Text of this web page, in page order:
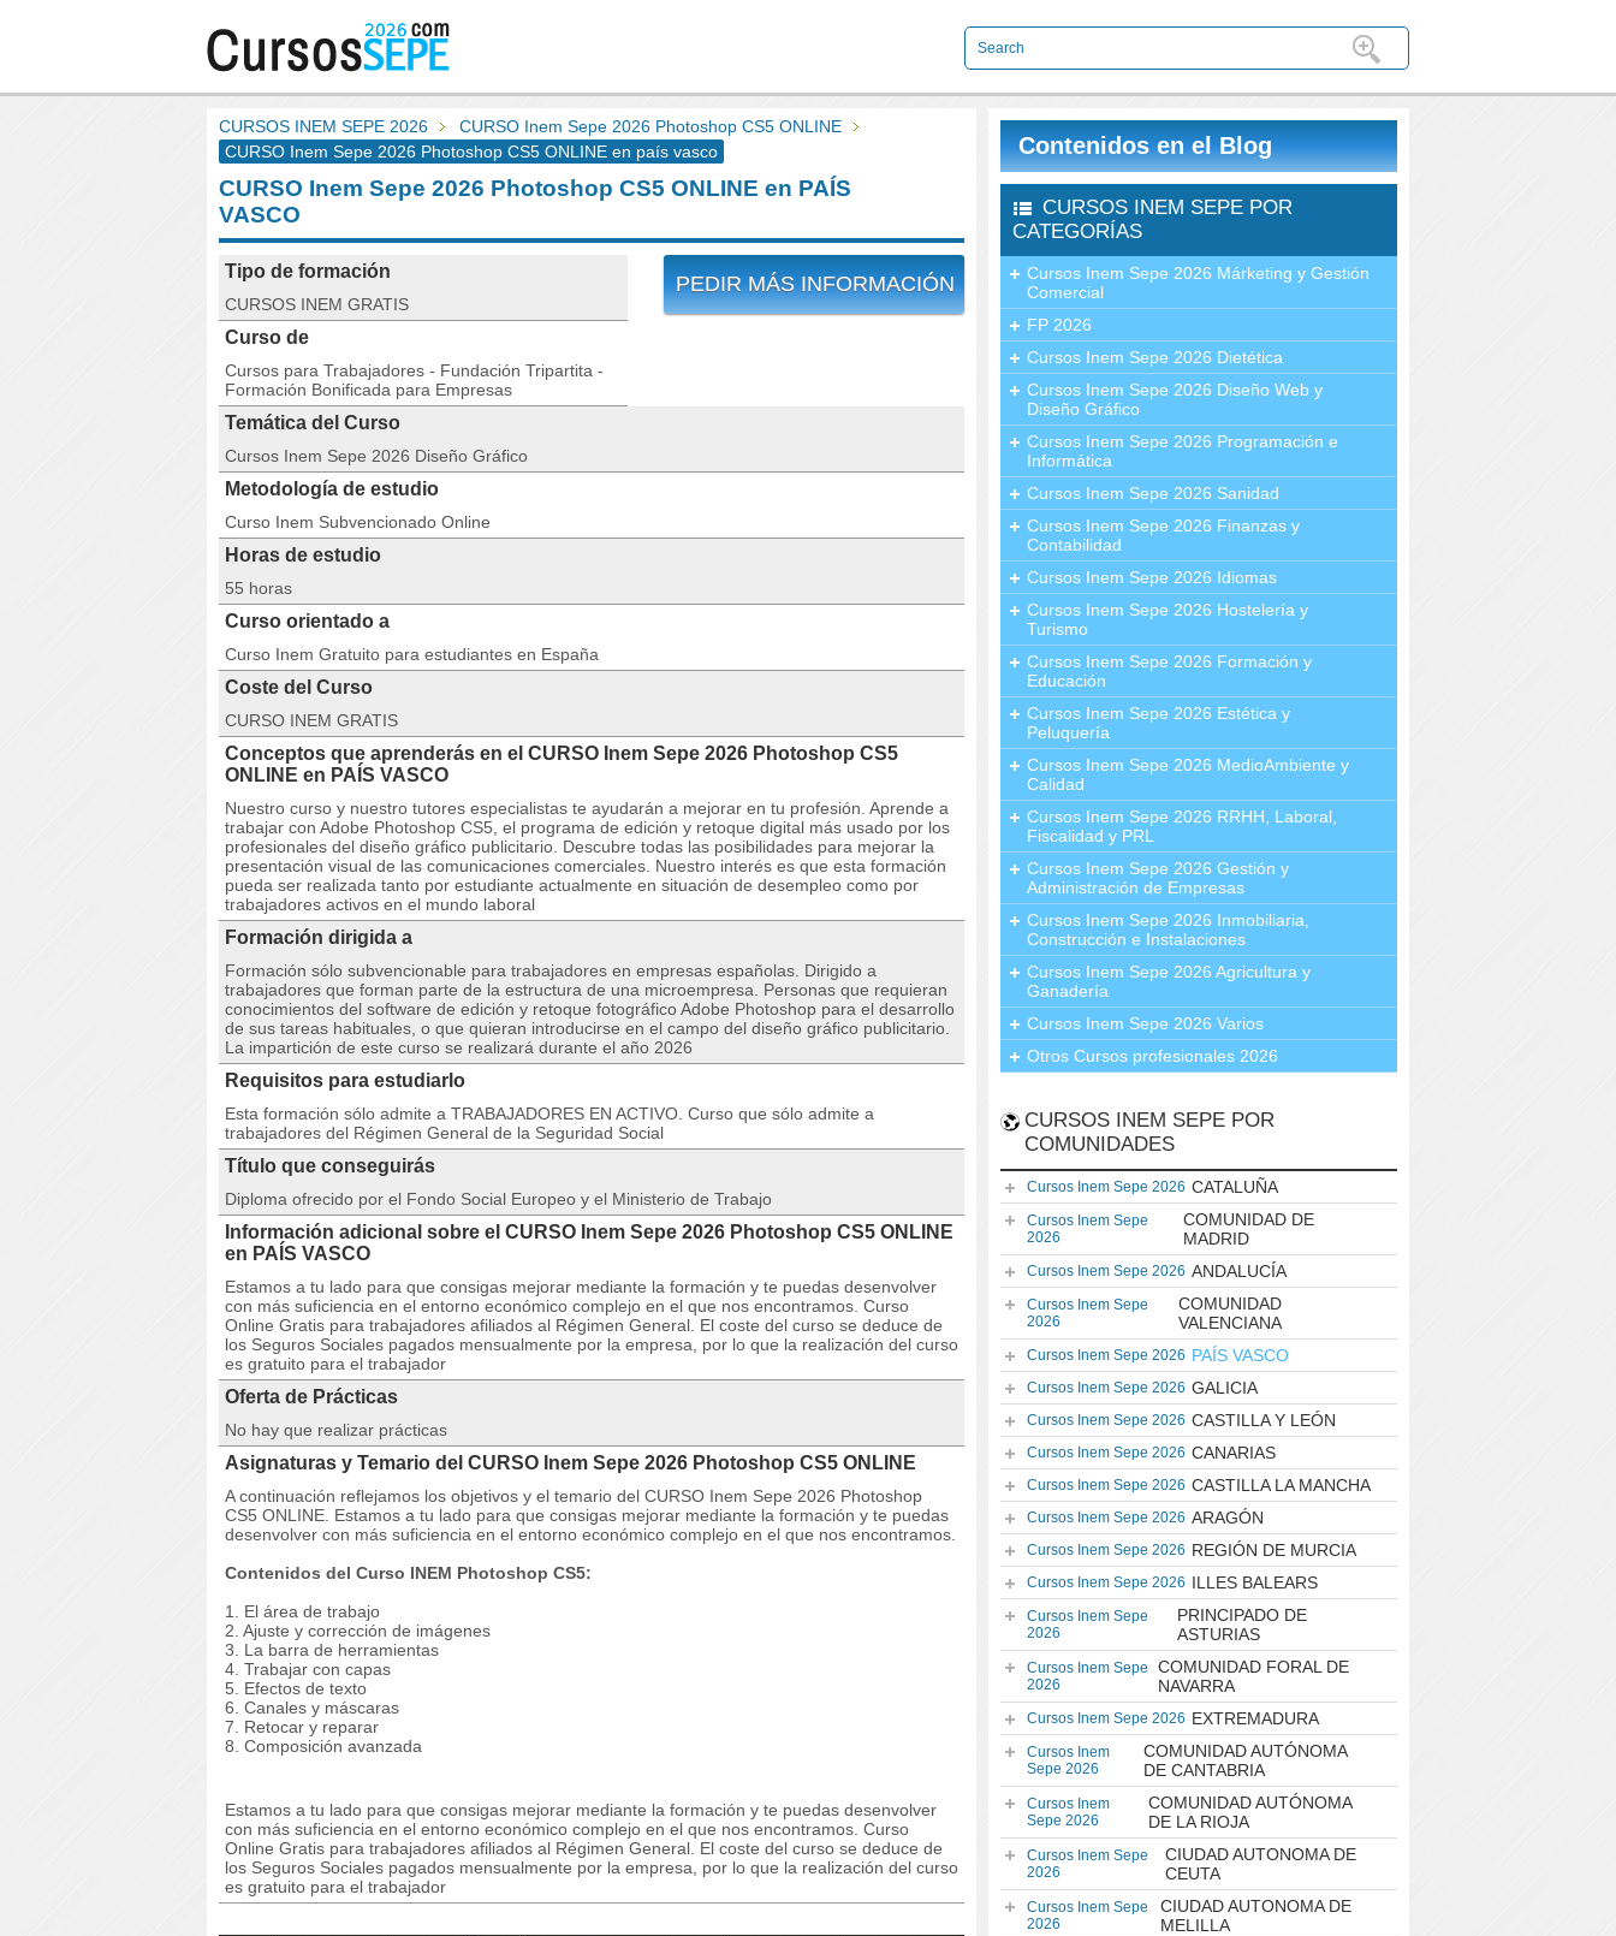
CURSOS INEM SEPE 2026
CURSO Inem Sepe 2026 Photoshop CS5 ONLINE
CURSO Inem Sepe 2026 Photoshop CS5 ONLINE en país vasco
CURSO Inem Sepe 2026 Photoshop CS5 ONLINE en PAÍS
VASCO
PEDIR MÁS INFORMACIÓN
Tipo de formación
CURSOS INEM GRATIS
Curso de
Cursos para Trabajadores - Fundación Tripartita -
Formación Bonificada para Empresas
Temática del Curso
Cursos Inem Sepe 2026 Diseño Gráfico
Metodología de estudio
Curso Inem Subvencionado Online
Horas de estudio
55 horas
Curso orientado a
Curso Inem Gratuito para estudiantes en España
Coste del Curso
CURSO INEM GRATIS
Conceptos que aprenderás en el CURSO Inem Sepe 2026 Photoshop CS5
ONLINE en PAÍS VASCO
Nuestro curso y nuestro tutores especialistas te ayudarán a mejorar en tu profesión. Aprende a
trabajar con Adobe Photoshop CS5, el programa de edición y retoque digital más usado por los
profesionales del diseño gráfico publicitario. Descubre todas las posibilidades para mejorar la
presentación visual de las comunicaciones comerciales. Nuestro interés es que esta formación
pueda ser realizada tanto por estudiante actualmente en situación de desempleo como por
trabajadores activos en el mundo laboral
Formación dirigida a
Formación sólo subvencionable para trabajadores en empresas españolas. Dirigido a
trabajadores que forman parte de la estructura de una microempresa. Personas que requieran
conocimientos del software de edición y retoque fotográfico Adobe Photoshop para el desarrollo
de sus tareas habituales, o que quieran introducirse en el campo del diseño gráfico publicitario.
La impartición de este curso se realizará durante el año 2026
Requisitos para estudiarlo
Esta formación sólo admite a TRABAJADORES EN ACTIVO. Curso que sólo admite a
trabajadores del Régimen General de la Seguridad Social
Título que conseguirás
Diploma ofrecido por el Fondo Social Europeo y el Ministerio de Trabajo
Información adicional sobre el CURSO Inem Sepe 2026 Photoshop CS5 ONLINE
en PAÍS VASCO
Estamos a tu lado para que consigas mejorar mediante la formación y te puedas desenvolver
con más suficiencia en el entorno económico complejo en el que nos encontramos. Curso
Online Gratis para trabajadores afiliados al Régimen General. El coste del curso se deduce de
los Seguros Sociales pagados mensualmente por la empresa, por lo que la realización del curso
es gratuito para el trabajador
Oferta de Prácticas
No hay que realizar prácticas
Asignaturas y Temario del CURSO Inem Sepe 2026 Photoshop CS5 ONLINE
A continuación reflejamos los objetivos y el temario del CURSO Inem Sepe 2026 Photoshop
CS5 ONLINE. Estamos a tu lado para que consigas mejorar mediante la formación y te puedas
desenvolver con más suficiencia en el entorno económico complejo en el que nos encontramos.
Contenidos del Curso INEM Photoshop CS5:
1. El área de trabajo
2. Ajuste y corrección de imágenes
3. La barra de herramientas
4. Trabajar con capas
5. Efectos de texto
6. Canales y máscaras
7. Retocar y reparar
8. Composición avanzada
Estamos a tu lado para que consigas mejorar mediante la formación y te puedas desenvolver
con más suficiencia en el entorno económico complejo en el que nos encontramos. Curso
Online Gratis para trabajadores afiliados al Régimen General. El coste del curso se deduce de
los Seguros Sociales pagados mensualmente por la empresa, por lo que la realización del curso
es gratuito para el trabajador
Contenidos en el Blog
CURSOS INEM SEPE POR
CATEGORÍAS
Cursos Inem Sepe 2026 Márketing y Gestión
Comercial
FP 2026
Cursos Inem Sepe 2026 Dietética
Cursos Inem Sepe 2026 Diseño Web y
Diseño Gráfico
Cursos Inem Sepe 2026 Programación e
Informática
Cursos Inem Sepe 2026 Sanidad
Cursos Inem Sepe 2026 Finanzas y
Contabilidad
Cursos Inem Sepe 2026 Idiomas
Cursos Inem Sepe 2026 Hostelería y
Turismo
Cursos Inem Sepe 2026 Formación y
Educación
Cursos Inem Sepe 2026 Estética y
Peluquería
Cursos Inem Sepe 2026 MedioAmbiente y
Calidad
Cursos Inem Sepe 2026 RRHH, Laboral,
Fiscalidad y PRL
Cursos Inem Sepe 2026 Gestión y
Administración de Empresas
Cursos Inem Sepe 2026 Inmobiliaria,
Construcción e Instalaciones
Cursos Inem Sepe 2026 Agricultura y
Ganadería
Cursos Inem Sepe 2026 Varios
Otros Cursos profesionales 2026
CURSOS INEM SEPE POR
COMUNIDADES
Cursos Inem Sepe 2026 CATALUÑA
Cursos Inem Sepe
2026
COMUNIDAD DE
MADRID
Cursos Inem Sepe 2026 ANDALUCÍA
Cursos Inem Sepe
2026
COMUNIDAD
VALENCIANA
Cursos Inem Sepe 2026 PAÍS VASCO
Cursos Inem Sepe 2026 GALICIA
Cursos Inem Sepe 2026 CASTILLA Y LEÓN
Cursos Inem Sepe 2026 CANARIAS
Cursos Inem Sepe 2026 CASTILLA LA MANCHA
Cursos Inem Sepe 2026 ARAGÓN
Cursos Inem Sepe 2026 REGIÓN DE MURCIA
Cursos Inem Sepe 2026 ILLES BALEARS
Cursos Inem Sepe
2026
PRINCIPADO DE
ASTURIAS
Cursos Inem Sepe
2026
COMUNIDAD FORAL DE
NAVARRA
Cursos Inem Sepe 2026 EXTREMADURA
Cursos Inem
Sepe 2026
COMUNIDAD AUTÓNOMA
DE CANTABRIA
Cursos Inem
Sepe 2026
COMUNIDAD AUTÓNOMA
DE LA RIOJA
Cursos Inem Sepe
2026
CIUDAD AUTONOMA DE
CEUTA
Cursos Inem Sepe
2026
CIUDAD AUTONOMA DE
MELILLA